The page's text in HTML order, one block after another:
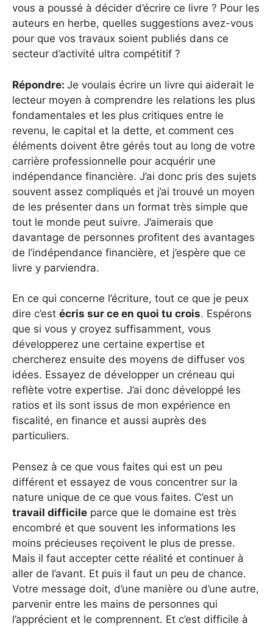
vous a poussé à décider d’écrire ce livre ? Pour les
auteurs en herbe, quelles suggestions avez-vous
pour que vos travaux soient publiés dans ce
secteur d’activité ultra compétitif ?
Répondre: Je voulais écrire un livre qui aiderait le
lecteur moyen à comprendre les relations les plus
fondamentales et les plus critiques entre le
revenu, le capital et la dette, et comment ces
éléments doivent être gérés tout au long de votre
carrière professionnelle pour acquérir une
indépendance financière. J’ai donc pris des sujets
souvent assez compliqués et j’ai trouvé un moyen
de les présenter dans un format très simple que
tout le monde peut suivre. J’aimerais que
davantage de personnes profitent des avantages
de l’indépendance financière, et j’espère que ce
livre y parviendra.
En ce qui concerne l’écriture, tout ce que je peux
dire c’est écris sur ce en quoi tu crois. Espérons
que si vous y croyez suffisamment, vous
développerez une certaine expertise et
chercherez ensuite des moyens de diffuser vos
idées. Essayez de développer un créneau qui
reflète votre expertise. J’ai donc développé les
ratios et ils sont issus de mon expérience en
fiscalité, en finance et aussi auprès des
particuliers.
Pensez à ce que vous faites qui est un peu
différent et essayez de vous concentrer sur la
nature unique de ce que vous faites. C’est un
travail difficile parce que le domaine est très
encombré et que souvent les informations les
moins précieuses reçoivent le plus de presse.
Mais il faut accepter cette réalité et continuer à
aller de l’avant. Et puis il faut un peu de chance.
Votre message doit, d’une manière ou d’une autre,
parvenir entre les mains de personnes qui
l’apprécient et le comprennent. Et c’est difficile à